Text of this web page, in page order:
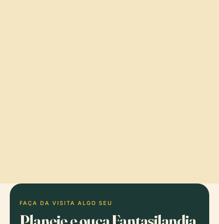
FAÇA DA VISITA ALGO SEU